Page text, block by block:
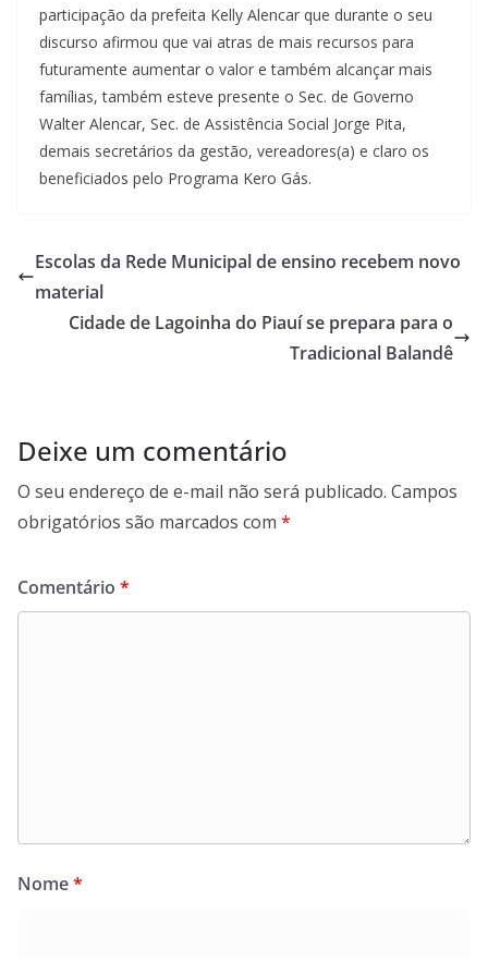
participação da prefeita Kelly Alencar que durante o seu
discurso afirmou que vai atras de mais recursos para
futuramente aumentar o valor e também alcançar mais
famílias, também esteve presente o Sec. de Governo
Walter Alencar, Sec. de Assistência Social Jorge Pita,
demais secretários da gestão, vereadores(a) e claro os
beneficiados pelo Programa Kero Gás.
Escolas da Rede Municipal de ensino recebem novo
material
Cidade de Lagoinha do Piauí se prepara para o
Tradicional Balandê
Deixe um comentário
O seu endereço de e-mail não será publicado. Campos
obrigatórios são marcados com *
Comentário *
Nome*